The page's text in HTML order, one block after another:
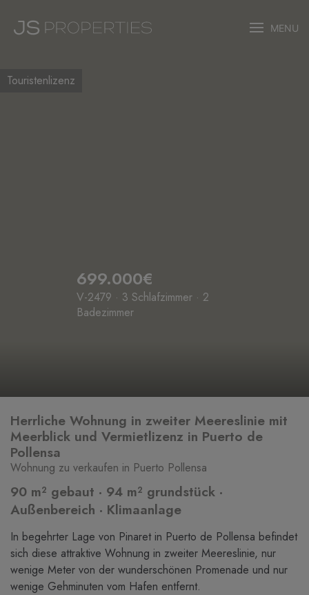
MENU
Touristenlizenz
699.000€
V-2479 · 3 Schlafzimmer · 2
Badezimmer
Herrliche Wohnung in zweiter Meereslinie mit
Meerblick und Vermietlizenz in Puerto de
Pollensa
Wohnung zu verkaufen in Puerto Pollensa
90 m² gebaut · 94 m² grundstück ·
Außenbereich · Klimaanlage
In begehrter Lage von Pinaret in Puerto de Pollensa befindet
sich diese attraktive Wohnung in zweiter Meereslinie, nur
wenige Meter von der wunderschönen Promenade und nur
wenige Gehminuten vom Hafen entfernt.